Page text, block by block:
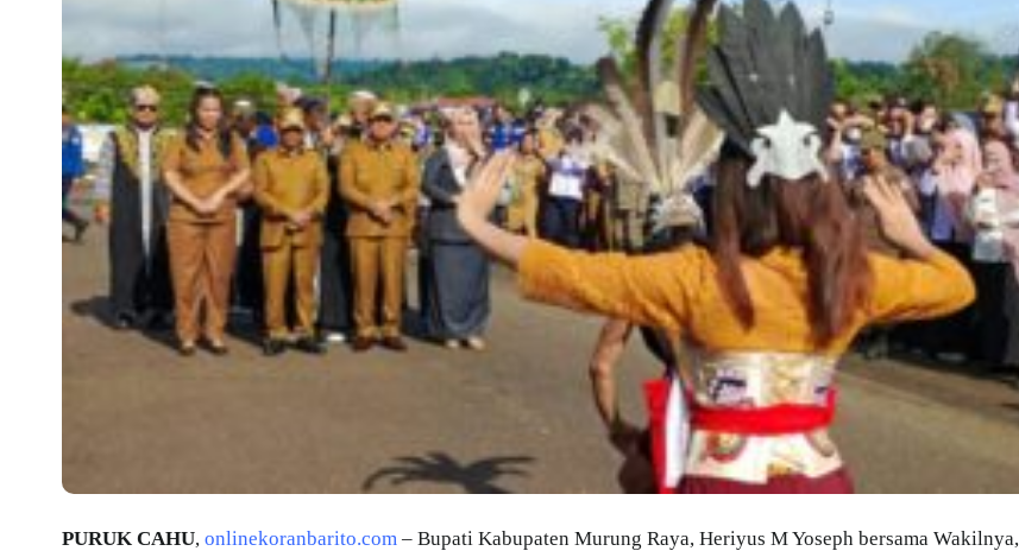
PURUK CAHU, onlinekoranbarito.com – Bupati Kabupaten Murung Raya, Heriyus M Yoseph bersama Wakilnya,